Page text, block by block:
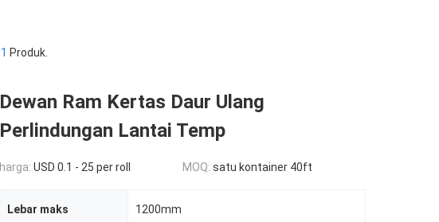
1 Produk.
Dewan Ram Kertas Daur Ulang
Perlindungan Lantai Temp
harga: USD 0.1 - 25 per roll MOQ: satu kontainer 40ft
Lebar maks 1200mm